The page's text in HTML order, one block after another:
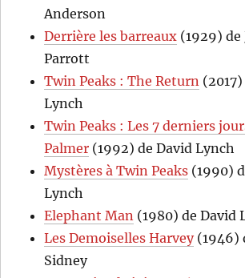
Anderson
Derrière les barreaux (1929) de
Parrott
Twin Peaks : The Return
Lynch
Twin Peaks : Les 7 derniers
Palmer (1992) de David Lynch
Mystères à Twin Peaks (1990)
Lynch
Elephant Man (1980) de David
Les Demoiselles Harvey(1946)
Sidney